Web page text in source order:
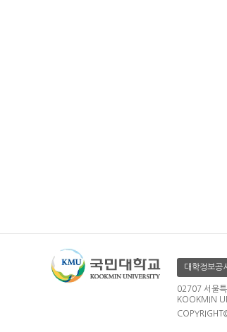
대학정보공시
02707 서울
KOOKMIN